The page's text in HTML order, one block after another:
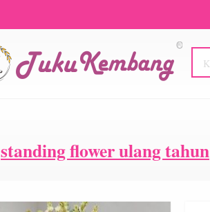
standing flower ulang tahun